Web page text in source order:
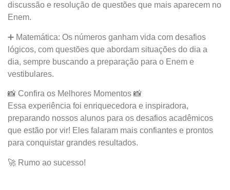
discussão e resolução de questões que mais aparecem no
Enem.
➕ Matemática: Os números ganham vida com desafios
lógicos, com questões que abordam situações do dia a
dia, sempre buscando a preparação para o Enem e
vestibulares.
📸 Confira os Melhores Momentos 📸
Essa experiência foi enriquecedora e inspiradora,
preparando nossos alunos para os desafios acadêmicos
que estão por vir! Eles falaram mais confiantes e prontos
para conquistar grandes resultados.
🚀 Rumo ao sucesso!